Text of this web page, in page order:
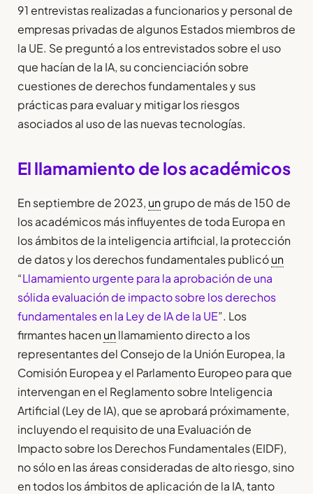
91 entrevistas realizadas a funcionarios y personal de
empresas privadas de algunos Estados miembros de
la UE. Se preguntó a los entrevistados sobre el uso
que hacían de la IA, su concienciación sobre
cuestiones de derechos fundamentales y sus
prácticas para evaluar y mitigar los riesgos
asociados al uso de las nuevas tecnologías.
El llamamiento de los académicos
En septiembre de 2023, un grupo de más de 150 de
los académicos más influyentes de toda Europa en
los ámbitos de la inteligencia artificial, la protección
de datos y los derechos fundamentales publicóun
“Llamamiento urgente para la aprobación de una
sólida evaluación de impacto sobre los derechos
fundamentales en la Ley de IA de la UE”. Los
firmantes hacen un llamamiento directo a los
representantes del Consejo de la Unión Europea, la
Comisión Europea y el Parlamento Europeo para que
intervengan en el Reglamento sobre Inteligencia
Artificial (Ley de IA), que se aprobará próximamente,
incluyendo el requisito de una Evaluación de
Impacto sobre los Derechos Fundamentales (EIDF),
no sólo en las áreas consideradas de alto riesgo, sino
en todos los ámbitos de aplicación de la IA, tanto